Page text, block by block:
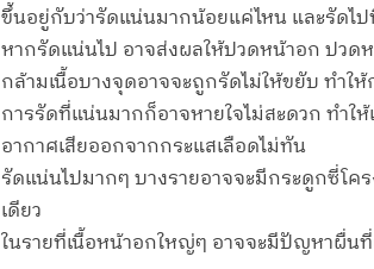
ขึ้นอยู่กับว่ารัดแน่นมากน้อยแค่ไหน และรัดไ
หากรัดแน่นไป อาจส่งผลให้ปวดหน้าอก ปว
กล้ามเนื้อบางจุดอาจจะถูกรัดไม่ให้ขยับ ทำใ
การรัดที่แน่นมากก็อาจหายใจไม่สะดวก ทำใ
อากาศเสียออกจากกระแสเลือดไม่ทัน
รัดแน่นไปมากๆ บางรายอาจจะมีกระดูกซี่โ
เดียว
ในรายที่เนื้อหน้าอกใหญ่ๆ อาจจะมีปัญหาผื่น